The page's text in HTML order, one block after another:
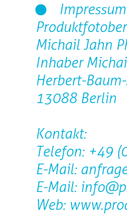
Impressum
Michail Jahn
Inhaber
Herbert-
13088 Berlin
Kontakt:
Telefon: +49
E-Mail:
E-Mail:
Web: